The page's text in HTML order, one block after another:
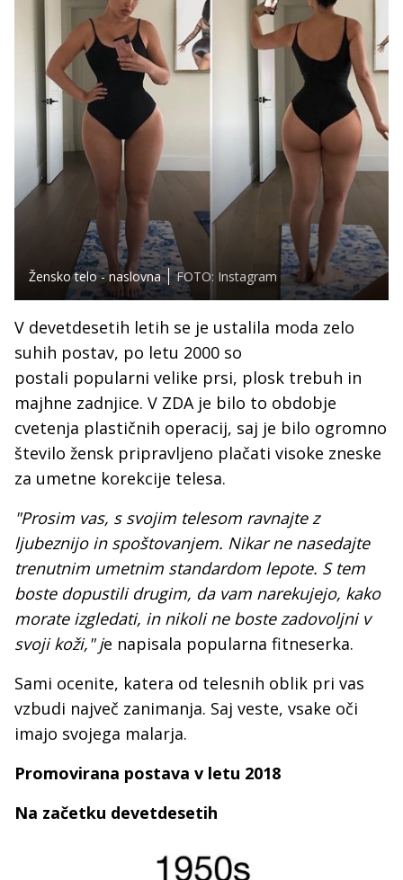
Žensko telo - naslovna FOTO: Instagram
V devetdesetih letih se je ustalila moda zelo
suhih postav, po letu 2000 so
postali popularni velike prsi, plosk trebuh in
majhne zadnjice. V ZDA je bilo to obdobje
cvetenja plastičnih operacij, saj je bilo ogromno
število žensk pripravljeno plačati visoke zneske
za umetne korekcije telesa.
"Prosim vas, s svojim telesom ravnajte z
ljubeznijo in spoštovanjem. Nikar ne nasedajte
trenutnim umetnim standardom lepote. S tem
boste dopustili drugim, da vam narekujejo, kako
morate izgledati, in nikoli ne boste zadovoljni v
svoji koži," je napisala popularna fitneserka.
Sami ocenite, katera od telesnih oblik pri vas
vzbudi največ zanimanja. Saj veste, vsake oči
imajo svojega malarja.
Promovirana postava v letu 2018
Na začetku devetdesetih